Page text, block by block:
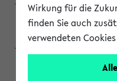
Anglistik: British and
(Einschreibung bis
Anglistik: British and
Wirkung für die
finden Sie auch
verwendeten